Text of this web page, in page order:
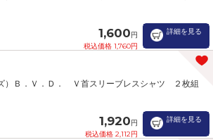
1,600円
税込価格 1,760円
詳細を見る
ズ）Ｂ．Ｖ．Ｄ． Ｖ首スリーブレスシャツ ２枚組
1,920円
税込価格 2,112円
詳細を見る